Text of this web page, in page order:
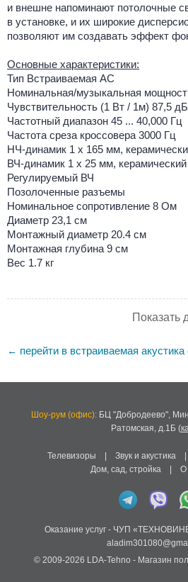
и внешне напоминают потолочные
в установке, и их широкие
позволяют им создавать эффект
Основные характеристики:
Тип Встраиваемая АС
Номинальная/музыкальная
Чувствительность (1 Вт / 1м) 87,5 дБ
Частотный диапазон 45 ... 40,000 Гц
Частота среза кроссовера 3000 Гц
НЧ-динамик 1 х 165 мм,
ВЧ-динамик 1 х 25 мм, керамический
Регулируемый ВЧ
Позолоченные разъемы
Номинальное сопротивление 8 Ом
Диаметр 23,1 см
Монтажный диаметр 20.4 см
Монтажная глубина 9 см
Вес 1.7 кг
Показать
← перейти в встраиваемая акустика
Шоу-рум (офис):БЦ "Добродеево",
Ратомская, д.1Б(
Телевизоры | Звук и акустика
Дом, сад, стройка | О
Оказание услуг - ЧУП
© 2009-2026 LDA-Tehno - Магазин